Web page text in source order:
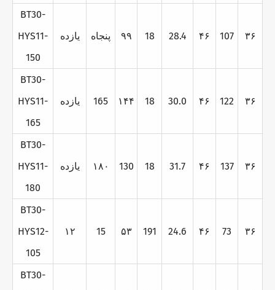
BT30-
HYS11-
150
يازده پنجاه ۹۹ 18 28.4 ۴۶ 107 ۳۶
BT30-
HYS11-
165
يازده 165 ۱۴۴ 18 30.0 ۴۶ 122 ۳۶
BT30-
HYS11-
180
يازده ۱۸۰ 130 18 31.7 ۴۶ 137 ۳۶
BT30-
HYS12-
105
۱۲ 15 ۵۳ 191 24.6 ۴۶ 73 ۳۶
BT30-